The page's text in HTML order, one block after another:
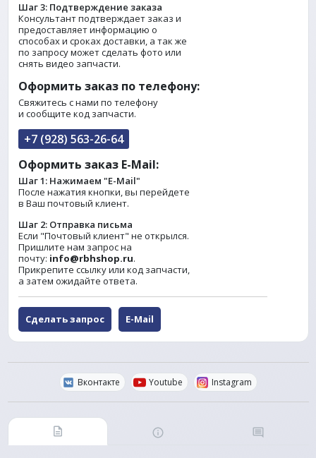
Шаг 3: Подтверждение заказа
Консультант подтверждает заказ и
предоставляет информацию о
способах и сроках доставки, а так же
по запросу может сделать фото или
снять видео запчасти.
Оформить заказ по телефону:
Свяжитесь с нами по телефону
и сообщите код запчасти.
+7 (928) 563-26-64
Оформить заказ E-Mail:
Шаг 1: Нажимаем "E-Mail"
После нажатия кнопки, вы перейдете
в Ваш почтовый клиент.
Шаг 2: Отправка письма
Если "Почтовый клиент" не открылся.
Пришлите нам запрос на
почту: info@rbhshop.ru.
Прикрепите ссылку или код запчасти,
а затем ожидайте ответа.
Сделать запрос E-Mail
Вконтакте Youtube Instagram